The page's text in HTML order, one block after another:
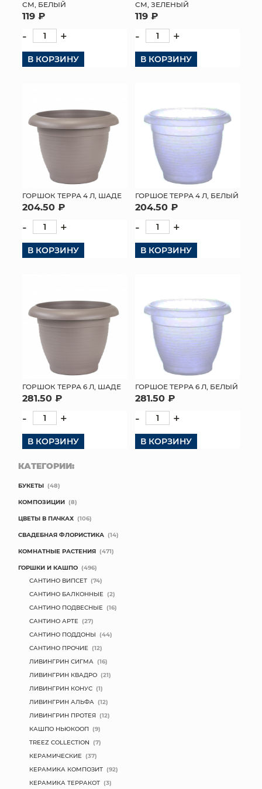
СМ, БЕЛЫЙ
119 ₽
- +
В КОРЗИНУ
СМ, ЗЕЛЕНЫЙ
119 ₽
- +
В КОРЗИНУ
ГОРШОК ТЕРРА 4 Л, ШАДЕ
204.50 ₽
- +
В КОРЗИНУ
ГОРШОЕ ТЕРРА 4 Л, БЕЛЫЙ
204.50 ₽
- +
В КОРЗИНУ
ГОРШОК ТЕРРА 6 Л, ШАДЕ
281.50 ₽
- +
В КОРЗИНУ
ГОРШОЕ ТЕРРА 6 Л, БЕЛЫЙ
281.50 ₽
- +
В КОРЗИНУ
КАТЕГОРИИ:
БУКЕТЫ (48)
КОМПОЗИЦИИ (8)
ЦВЕТЫ В ПАЧКАХ (106)
СВАДЕБНАЯ ФЛОРИСТИКА (14)
КОМНАТНЫЕ РАСТЕНИЯ (471)
ГОРШКИ И КАШПО (496)
САНТИНО ВИПСЕТ (74)
САНТИНО БАЛКОННЫЕ (2)
САНТИНО ПОДВЕСНЫЕ (16)
САНТИНО АРТЕ (27)
САНТИНО ПОДДОНЫ (44)
САНТИНО ПРОЧИЕ (12)
ЛИВИНГРИН СИГМА (16)
ЛИВИНГРИН КВАДРО (21)
ЛИВИНГРИН КОНУС (1)
ЛИВИНГРИН АЛЬФА (12)
ЛИВИНГРИН ПРОТЕЯ (12)
КАШПО НЬЮКООП (9)
TREEZ COLLECTION (7)
КЕРАМИЧЕСКИЕ (37)
КЕРАМИКА КОМПОЗИТ (92)
КЕРАМИКА ТЕРРАКОТ (3)